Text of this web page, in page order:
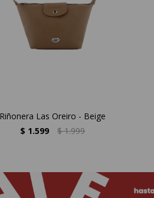
Riñonera Las Oreiro - Beige
$ 1.599 $ 1.999